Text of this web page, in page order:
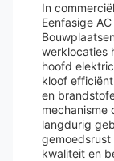
In
Eenfasige
werklocaties
hoofd
kloof
en
mechanisme
langdurig
kwaliteit en